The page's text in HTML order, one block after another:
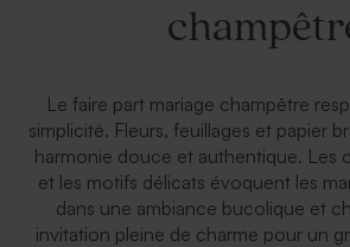
Le faire part mariage champêtre
simplicité. Fleurs, feuillages et papier
harmonie douce et authentique. Les
et les motifs délicats évoquent les
dans une ambiance bucolique et
invitation pleine de charme pour un